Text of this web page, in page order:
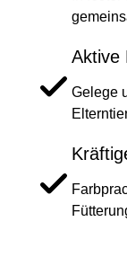
Aktive
Gelege